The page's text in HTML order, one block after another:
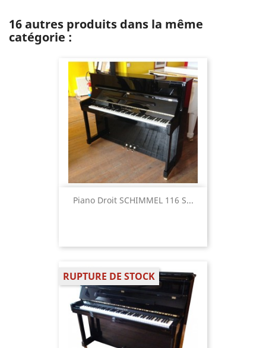
16 autres produits dans la même
catégorie :
Piano Droit SCHIMMEL 116 S...
RUPTURE DE STOCK